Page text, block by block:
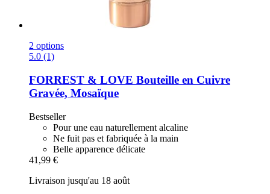
2 options
5.0 (1)
FORREST & LOVE Bouteille en Cuivre
Gravée, Mosaïque
Bestseller
Pour une eau naturellement alcaline
Ne fuit pas et fabriquée à la main
Belle apparence délicate
41,99 €
Livraison jusqu'au 18 août